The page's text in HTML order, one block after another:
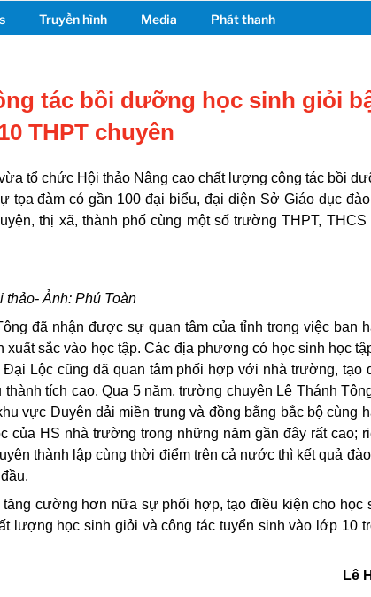
Truyền hình Media Phát thanh
tác bồi dưỡng học sinh giỏi
THPT chuyên
tổ chức Hội thảo Nâng cao chất lượng công tác bồi
tọa đàm có gần 100 đại biểu, đại diện Sở Giáo dục
thị xã, thành phố cùng một số trường THPT, THCS
thảo- Ảnh: Phú Toàn
đã nhận được sự quan tâm của tỉnh trong việc ban
sắc vào học tập. Các địa phương có học sinh học
Lộc cũng đã quan tâm phối hợp với nhà trường, tạo
tích cao. Qua 5 năm, trường chuyên Lê Thánh
vực Duyên dải miền trung và đồng bằng bắc bộ cùng
HS nhà trường trong những năm gần đây rất cao;
thành lập cùng thời điểm trên cả nước thì kết quả
cường hơn nữa sự phối hợp, tạo điều kiện cho học
lượng học sinh giỏi và công tác tuyển sinh vào lớp 10
Lê